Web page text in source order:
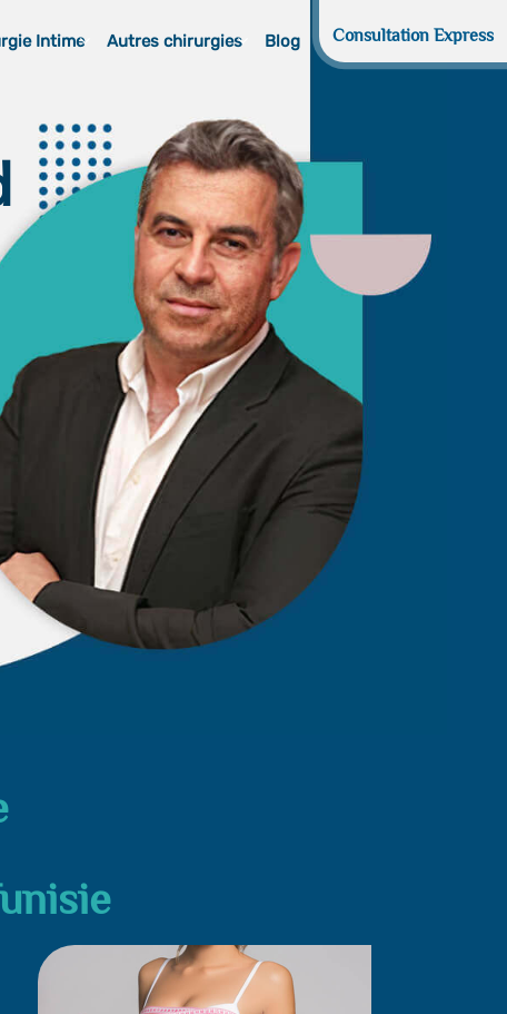
Intime Autres chirurgies Blog Consultation Express